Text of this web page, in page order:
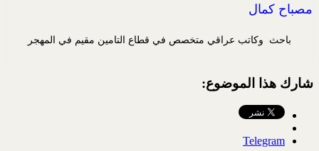
مصباح كمال
باحث وكاتب عراقي متخصص في قطاع التامين مقيم في المهجر
شارك هذا الموضوع:
Telegram